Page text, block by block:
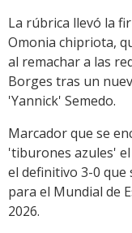
La rúbrica llevó la
Omonia chipriota,
al remachar a las
Borges tras un
'Yannick' Semedo.
Marcador que se
'tiburones azules'
el definitivo 3-0 que
para el Mundial de
2026.